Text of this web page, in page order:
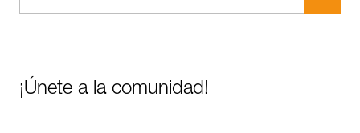
¡Únete a la comunidad!